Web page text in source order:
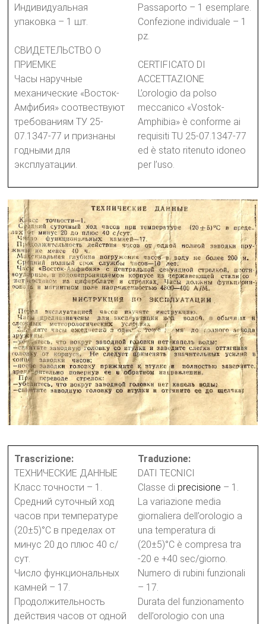
Индивидуальная
упаковка – 1 шт.
СВИДЕТЕЛЬСТВО О
ПРИЕМКЕ
Часы наручные
механические «Восток-
Амфибия» соотвествуют
требованиям ТУ 25-
07.1347-77 и признаны
годными для
эксплуатации.
Passaporto – 1 esemplare.
Confezione individuale – 1
pz.
CERTIFICATO DI
ACCETTAZIONE
L’orologio da polso
meccanico «Vostok-
Amphibia» è conforme ai
requisiti TU 25-07.1347-77
ed è stato ritenuto idoneo
per l’uso.
Trascrizione:
ТЕХНИЧЕСКИЕ ДАННЫЕ
Класс точности – 1.
Средний суточный ход
часов при температуре
(20±5)°С в пределах от
минус 20 до плюс 40 с/
сут.
Число функциональных
камней – 17.
Продолжительность
действия часов от одной
Traduzione:
DATI TECNICI
Classe di precisione – 1.
La variazione media
giornaliera dell’orologio a
una temperatura di
(20±5)°C è compresa tra
-20 e +40 sec/giorno.
Numero di rubini funzionali
– 17.
Durata del funzionamento
dell’orologio con una